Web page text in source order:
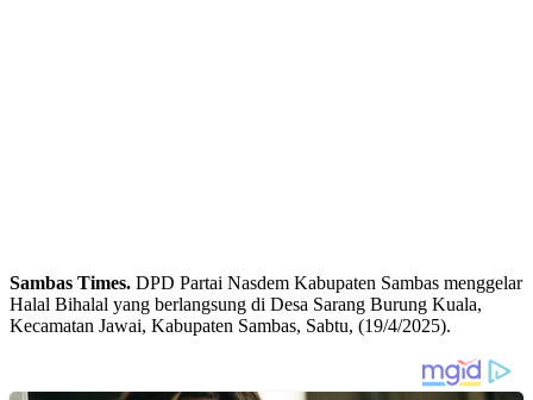
Sambas Times. DPD Partai Nasdem Kabupaten Sambas menggelar
Halal Bihalal yang berlangsung di Desa Sarang Burung Kuala,
Kecamatan Jawai, Kabupaten Sambas, Sabtu, (19/4/2025).